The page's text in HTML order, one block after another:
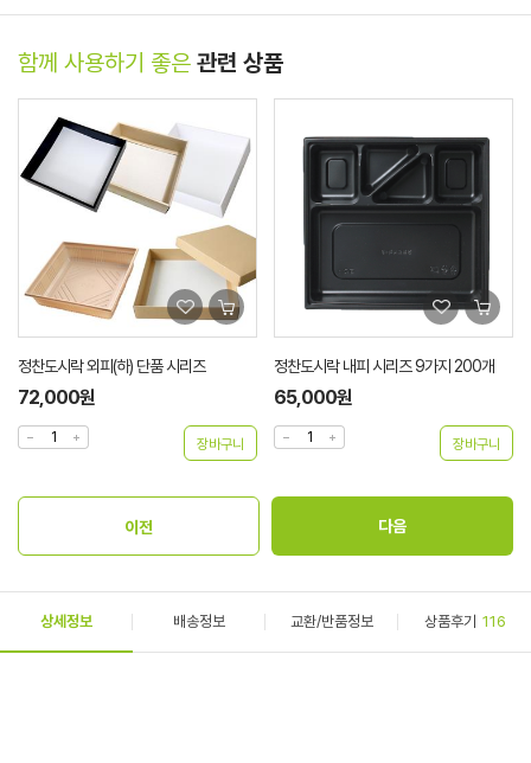
함께 사용하기 좋은 관련 상품
정찬도시락 외피(하) 단품 시리즈
72,000원
정찬도시락 내피 시리즈 9가지 200개
65,000원
상세정보 배송정보 교환/반품정보 상품후기 116